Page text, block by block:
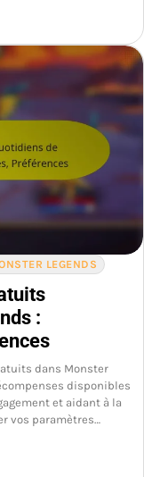
LEGENDS
:
dans Monster
disponibles
et aidant à la
vos paramètres…